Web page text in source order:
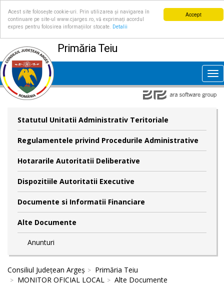
Accept
Acest site folosește cookie-uri. Prin utilizarea și navigarea în
continuare pe site-ul www.cjarges.ro, vă exprimați acordul
expres pentru folosirea informațiilor stocate.
Detalii
Primăria Teiu
Statutul Unitatii Administrativ Teritoriale
Regulamentele privind Procedurile Administrative
Hotararile Autoritatii Deliberative
Dispozitiile Autoritatii Executive
Documente si Informatii Financiare
Alte Documente
Anunturi
Consiliul Județean Argeș
Primăria Teiu
MONITOR OFICIAL LOCAL
Alte Documente